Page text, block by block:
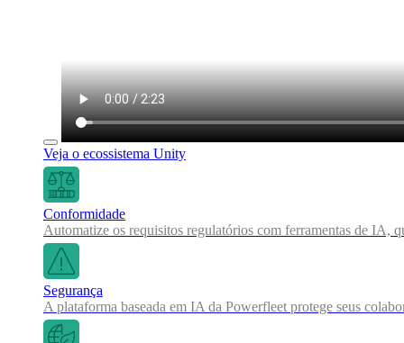
Veja o ecossistema Unity
Conformidade
Automatize os requisitos regulatórios com ferramentas de IA,
Segurança
A plataforma baseada em IA da Powerfleet protege seus